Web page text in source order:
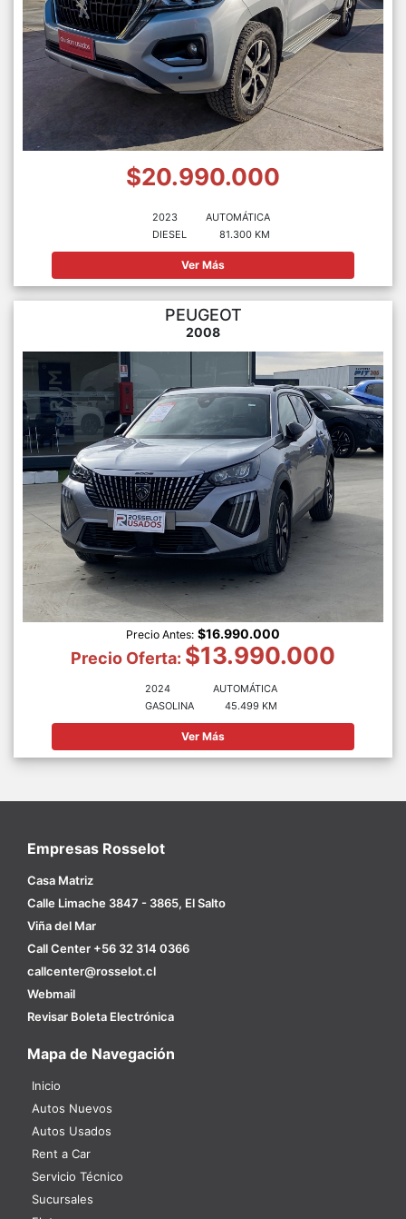
$20.990.000
2023
DIESEL
AUTOMÁTICA
81.300 KM
Ver Más
PEUGEOT
2008
Precio Antes: $16.990.000
Precio Oferta: $13.990.000
2024
GASOLINA
AUTOMÁTICA
45.499 KM
Ver Más
Empresas Rosselot
Casa Matriz
Calle Limache 3847 - 3865, El Salto
Viña del Mar
Call Center +56 32 314 0366
callcenter@rosselot.cl
Webmail
Revisar Boleta Electrónica
Mapa de Navegación
Inicio
Autos Nuevos
Autos Usados
Rent a Car
Servicio Técnico
Sucursales